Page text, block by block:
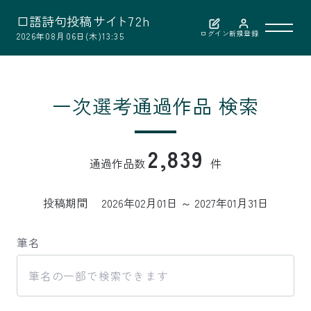
口語詩句投稿サイト72h
2026年08月06日(木)13:35 ログイン新規登録
お問い合わせ
一次選考通過作品 検索
通過作品数 2,839 件
投稿期間 2026年02月01日 ～ 2027年01月31日
筆名